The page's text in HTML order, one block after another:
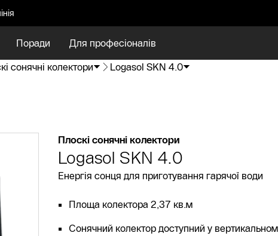
Поради Для професіоналів
сонячні колектори Logasol SKN 4.0
Плоскі сонячні колектори
Logasol SKN 4.0
Енергія сонця для приготування гарячої води
Площа колектора 2,37 кв.м
Сонячний колектор доступний у